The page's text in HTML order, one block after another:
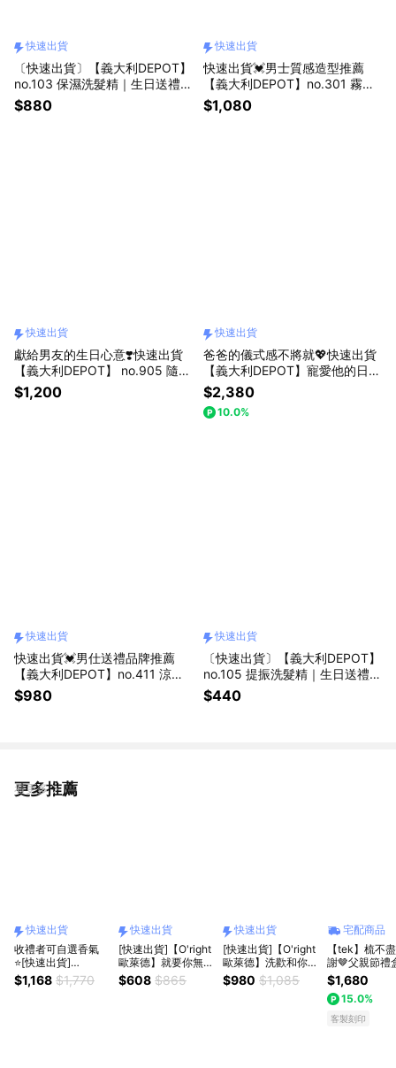
快速出貨
〔快速出貨〕【義大利DEPOT】
no.103 保濕洗髮精｜生日送禮提
案·頭髮養護
$880
快速出貨
快速出貨💓男士質感造型推薦
【義大利DEPOT】no.301 霧感
髮蠟｜生日送禮・質感升級之選
$1,080
快速出貨
獻給男友的生日心意❣️快速出貨
【義大利DEPOT】 no.905 隨身
小香水 20ml
$1,200
快速出貨
爸爸的儀式感不將就💖快速出貨
【義大利DEPOT】寵愛他的日常
儀式｜型男臉部保養3入禮盒Plu
s
$2,380
10.0%
快速出貨
快速出貨💓男仕送禮品牌推薦
【義大利DEPOT】no.411 涼感
滋潤刮鬍泡｜讓刮鬍過程極致滑
順
$980
快速出貨
〔快速出貨〕【義大利DEPOT】
no.105 提振洗髮精｜生日送禮提
案·頭皮護理
$440
更多推薦
看更多
快速出貨
收禮者可自選香氣
⭐️[快速出貨]
【O'right歐萊德】獅
子座生日快樂 獻上
$1,168 $1,770
快速出貨
[快速出貨]【O'right
歐萊德】就要你無油
無慮 喜歡與你相處
的每一天｜頭皮噴霧
$608 $865
快速出貨
[快速出貨]【O'right
歐萊德】洗歡和你相
處的每個時光｜全系
列洗髮精400mL(環
$980 $1,085
宅配商品
【tek】梳不
謝🤎父親節禮
梳王(免費客
| 贈 AROMASE 捷利
爾淨化液
$1,680
15.0%
客製刻印